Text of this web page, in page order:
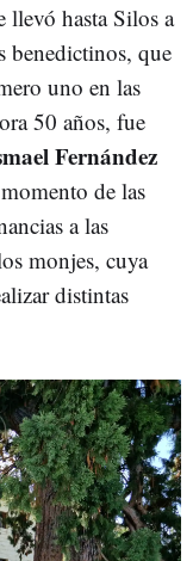
hasta Silos a
benedictinos, que
uno en las
50 años, fue
Fernández
de las
a las
monjes, cuya
distintas